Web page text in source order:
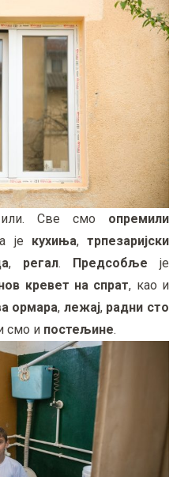
Све смо опремили
је кухиња,трпезаријски
, регал. Предсобље је
кревет на спрат, као и
ормара, лежај, радни сто
смо и постељине.